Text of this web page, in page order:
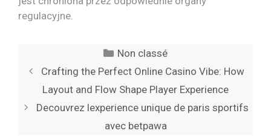
regulacyjne.
Catégories
Non classé
Crafting the Perfect Online Casino Vibe: How
Layout and Flow Shape Player Experience
Decouvrez lexperience unique de paris sportifs
avec betpawa